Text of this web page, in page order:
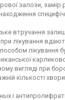
залози, замір
втручання
лікування
вигляді при
кількості
і